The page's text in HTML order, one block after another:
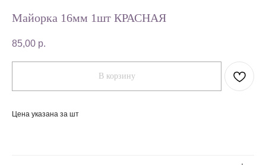
Майорка 16мм 1шт КРАСНАЯ
85,00 р.
В корзину
Цена указана за шт